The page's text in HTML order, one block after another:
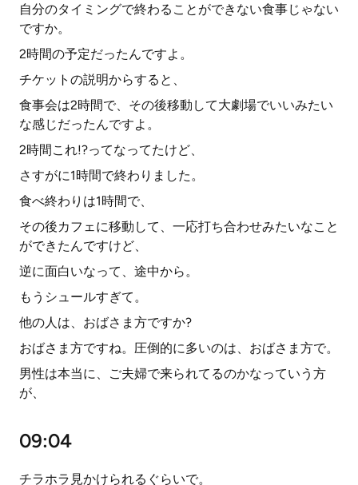
自分のタイミングで終わることができない食事じゃない
ですか。
2時間の予定だったんですよ。
チケットの説明からすると、
食事会は2時間で、その後移動して大劇場でいいみたい
な感じだったんですよ。
2時間これ!?ってなってたけど、
さすがに1時間で終わりました。
食べ終わりは1時間で、
その後カフェに移動して、一応打ち合わせみたいなこと
ができたんですけど、
逆に面白いなって、途中から。
もうシュールすぎて。
他の人は、おばさま方ですか?
おばさま方ですね。圧倒的に多いのは、おばさま方で。
男性は本当に、ご夫婦で来られてるのかなっていう方
が、
09:04
チラホラ見かけられるぐらいで。